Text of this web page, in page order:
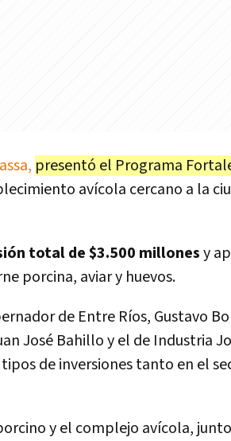
presentó el Programa
avícola cercano a la
total de $3.500 millonesy
porcina, aviar y huevos.
de Entre Ríos, Gustavo
José Bahillo y el de Industria
de inversiones tanto en el
y el complejo avícola,